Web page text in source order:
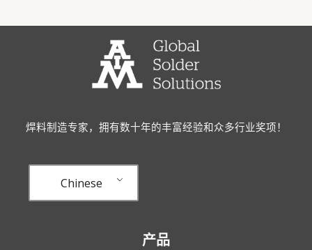
焊料制造专家，拥有数十年的丰富经验和众多行业奖项！
Chinese
产品